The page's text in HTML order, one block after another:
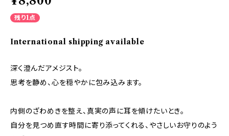
残り1点
International shipping available
深く澄んだアメジスト。
思考を静め、心を穏やかに包み込みます。
内側のざわめきを整え、真実の声に耳を傾けたいとき。
自分を見つめ直す時間に寄り添ってくれる、やさしいお守りのよう